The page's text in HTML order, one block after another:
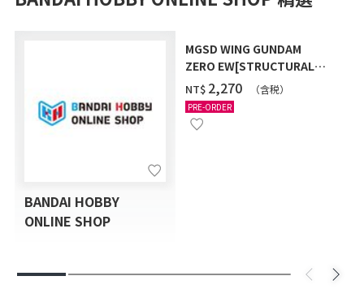
BANDAI HOBBY
ONLINE SHOP
MGSD WING GUNDAM
ZERO EW[STRUCTURAL
COATING/BLACK] [2026年
12月發送]
NT$ ‌2,270 （含税）
PRE-ORDER